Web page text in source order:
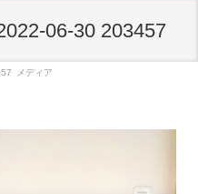
06-30 203457
メディア